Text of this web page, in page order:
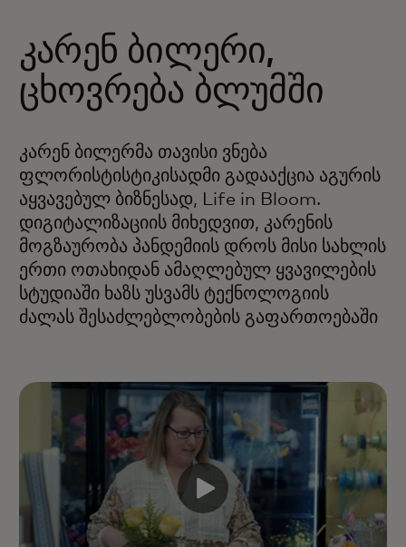
კარენ ბილერი,
ცხოვრება ბლუმში
კარენ ბილერმა თავისი ვნება
ფლორისტისტიკისადმი გადააქცია აგურის
აყვავებულ ბიზნესად, Life in Bloom.
დიგიტალიზაციის მიხედვით, კარენის
მოგზაურობა პანდემიის დროს მისი სახლის
ერთი ოთახიდან ამაღლებულ ყვავილების
სტუდიაში ხაზს უსვამს ტექნოლოგიის
ძალას შესაძლებლობების გაფართოებაში